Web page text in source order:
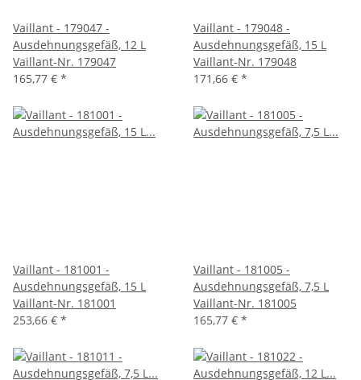
Vaillant - 179047 -
Ausdehnungsgefäß, 12 L
Vaillant-Nr. 179047
165,77 € *
Vaillant - 179048 -
Ausdehnungsgefäß, 15 L
Vaillant-Nr. 179048
171,66 € *
Vaillant - 181001 -
Ausdehnungsgefäß, 15 L
Vaillant-Nr. 181001
253,66 € *
Vaillant - 181005 -
Ausdehnungsgefäß, 7,5 L
Vaillant-Nr. 181005
165,77 € *